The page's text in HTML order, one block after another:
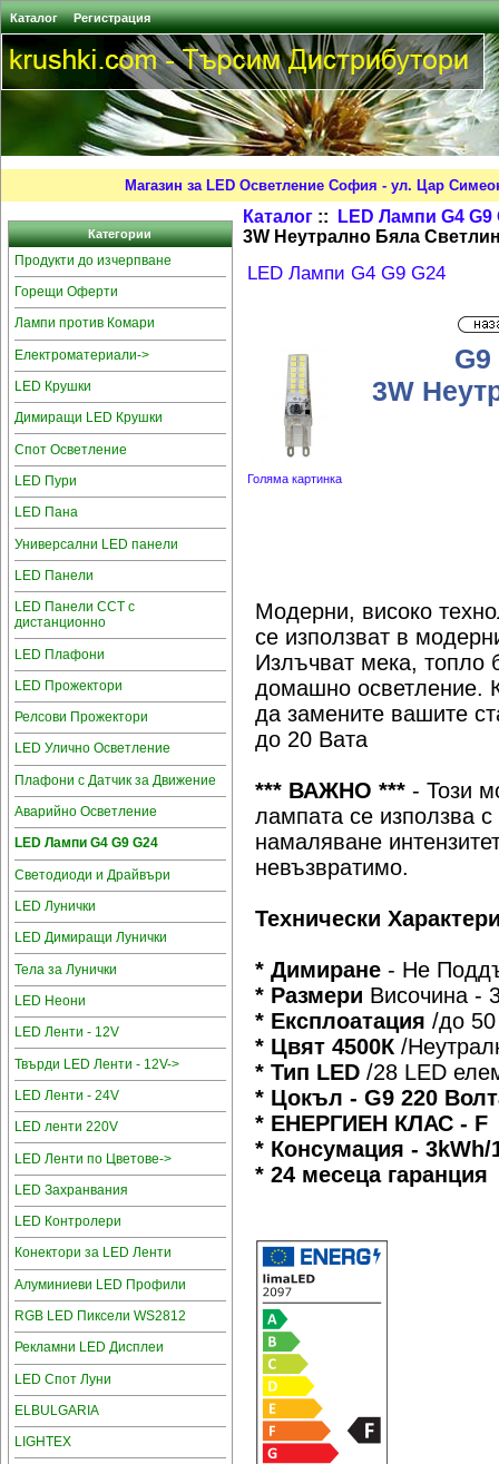
Каталог Регистрация
Магазин за LED Осветление София - ул. Цар
Категории
Продукти до изчерпване
Горещи Оферти
Лампи против Комари
Електроматериали->
LED Крушки
Димиращи LED Крушки
Спот Осветление
LED Пури
LED Пана
Универсални LED панели
LED Панели
LED Панели CCT с
дистанционно
LED Плафони
LED Прожектори
Релсови Прожектори
LED Улично Осветление
Плафони с Датчик за Движение
Аварийно Осветление
LED Лампи G4 G9 G24
Светодиоди и Драйвъри
LED Лунички
LED Димиращи Лунички
Тела за Лунички
LED Неони
LED Ленти - 12V
Твърди LED Ленти - 12V->
LED Ленти - 24V
LED ленти 220V
LED Ленти по Цветове->
LED Захранвания
LED Контролери
Конектори за LED Ленти
Алуминиеви LED Профили
RGB LED Пиксели WS2812
Рекламни LED Дисплеи
LED Спот Луни
ELBULGARIA
LIGHTEX
Каталог ::
LED Лампи G4 G9
3W Неутрално Бяла
LED Лампи G4 G9 G24
Голяма картинка
3W
Модерни, високо
се използват в
Излъчват мека, топло
домашно осветление.
да замените вашите
до 20 Вата
*** ВАЖНО ***- Този
лампата се използва
намаляване
невъзвратимо.
Технически
* Димиране - Не
* Размери Височина -
* Експлоатация /до
* Цвят 4500К /
* Тип LED /28 LED
* Цокъл - G9 220
* ЕНЕРГИЕН КЛАС - F
* Консумация - 3kWh/
* 24 месеца гаранция